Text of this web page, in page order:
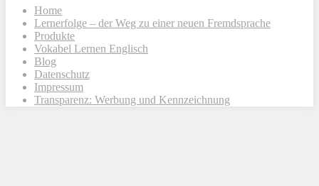
Home
Lernerfolge – der Weg zu einer neuen Fremdsprache
Produkte
Vokabel Lernen Englisch
Blog
Datenschutz
Impressum
Transparenz: Werbung und Kennzeichnung